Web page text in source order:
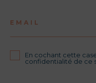
EMAIL
En cochant cette
confidentialité de ce